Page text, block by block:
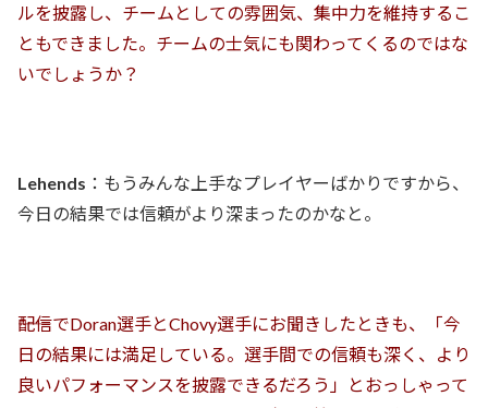
ルを披露し、チームとしての雰囲気、集中力を維持するこ
ともできました。チームの士気にも関わってくるのではな
いでしょうか？
Lehends ：もうみんな上手なプレイヤーばかりですから、
今日の結果では信頼がより深まったのかなと。
――配信でDoran選手とChovy選手にお聞きしたときも、「今
日の結果には満足している。選手間での信頼も深く、より
良いパフォーマンスを披露できるだろう」とおっしゃって